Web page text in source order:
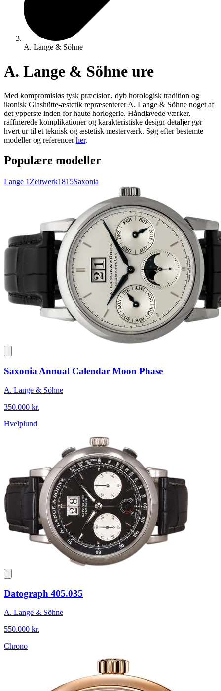
A. Lange & Söhne
A. Lange & Söhne ure
Med kompromisløs tysk præcision, dyb horologisk tradition og
ikonisk Glashütte-æstetik repræsenterer A. Lange & Söhne noget af
det ypperste inden for haute horlogerie. Håndlavede værker,
raffinerede komplikationer og karakteristiske design-detaljer gør
hvert ur til et teknisk og æstetisk mesterværk. Søg efter bestemte
modeller og referencerher.
Populære modeller
Lange 1 Zeitwerk1815Saxonia
Saxonia Annual Calendar Moon Phase
A. Lange & Söhne
350.000 kr.
Hvelplund
Datograph 405.035
A. Lange & Söhne
550.000 kr.
Chrono